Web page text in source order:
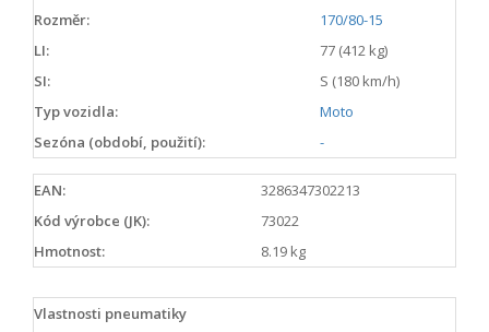
Rozměr:
170/80-15
LI:
77 (412 kg)
SI:
S (180 km/h)
Typ vozidla:
Moto
Sezóna (období, použití):
-
EAN:
3286347302213
Kód výrobce (JK):
73022
Hmotnost:
8.19 kg
Vlastnosti pneumatiky